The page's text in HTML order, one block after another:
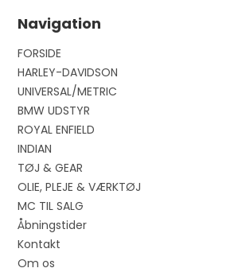
Navigation
FORSIDE
HARLEY-DAVIDSON
UNIVERSAL/METRIC
BMW UDSTYR
ROYAL ENFIELD
INDIAN
TØJ & GEAR
OLIE, PLEJE & VÆRKTØJ
MC TIL SALG
Åbningstider
Kontakt
Om os